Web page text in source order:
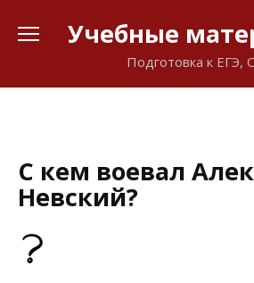
Учебные
Подготовка к ЕГЭ,
С кем воевал
Невский?